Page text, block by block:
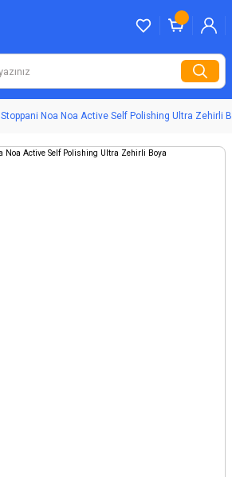
Stoppani Noa Noa Active Self Polishing Ultra Zehirli